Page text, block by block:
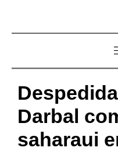
Darbal
saharaui